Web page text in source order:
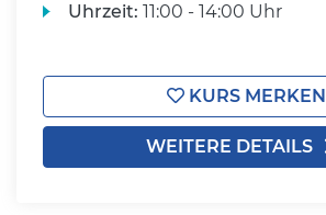
Uhrzeit: 11:00 - 14:00 Uhr
KURS MERKEN
WEITERE DETAILS